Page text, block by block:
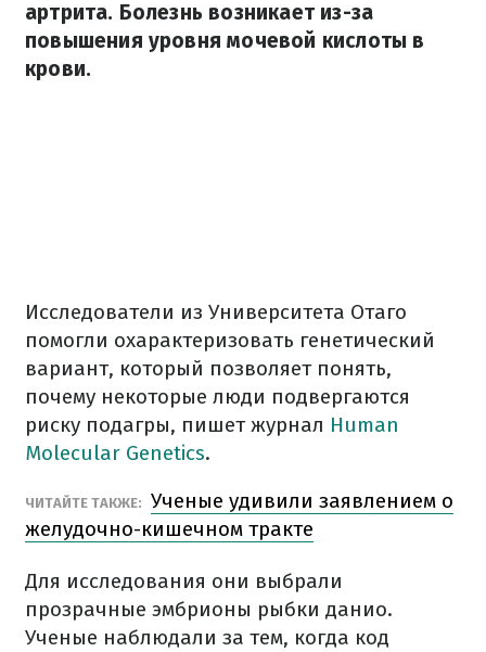
артрита. Болезнь возникает из-за
повышения уровня мочевой кислоты в
крови.
Исследователи из Университета Отаго
помогли охарактеризовать генетический
вариант, который позволяет понять,
почему некоторые люди подвергаются
риску подагры, пишет журнал Human
Molecular Genetics.
ЧИТАЙТЕ ТАКЖЕ: Ученые удивили заявлением о
желудочно-кишечном тракте
Для исследования они выбрали
прозрачные эмбрионы рыбки данио.
Ученые наблюдали за тем, когда код